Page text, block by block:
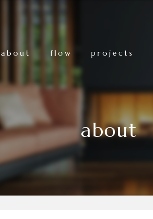
about flow projects
about